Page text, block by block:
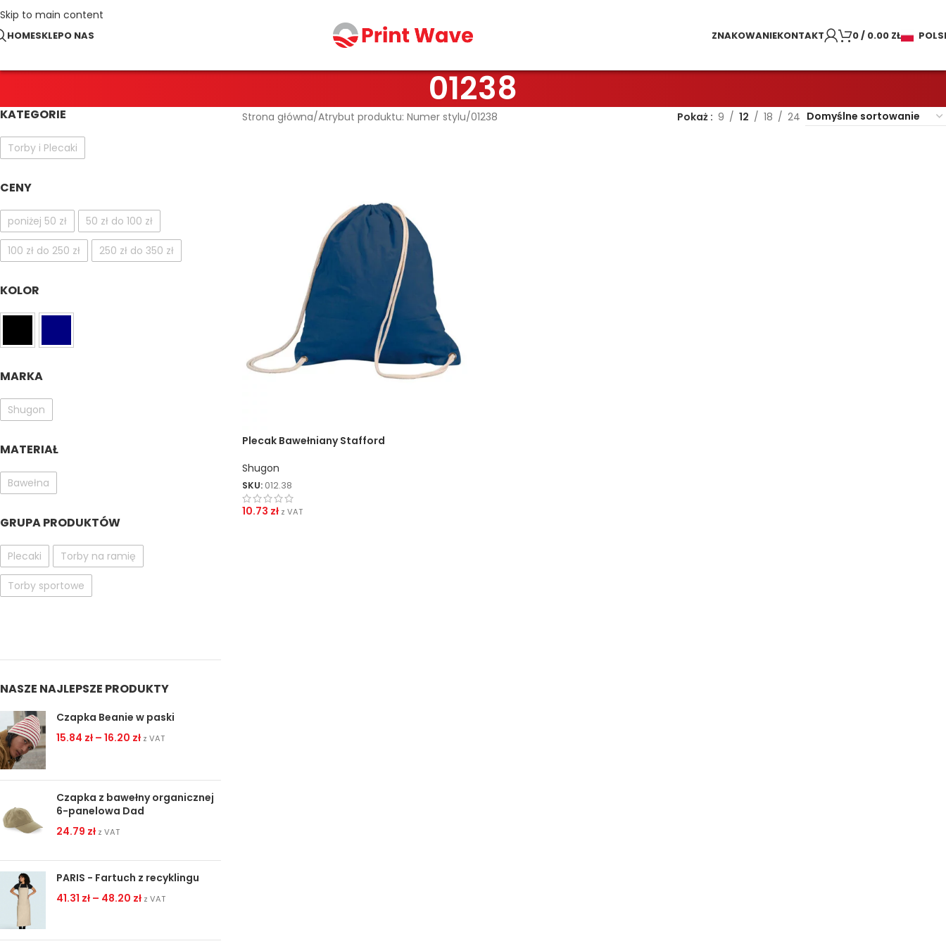
Skip to main content
HOMESKLEPO NAS ZNAKOWANIEKONTAKT 0/ 0.00 ZŁ
01238
KATEGORIE
Torby i Plecaki
CENY
poniżej 50 zł 50 zł do 100 zł
100 zł do 250 zł 250 zł do 350 zł
KOLOR
MARKA
Shugon
MATERIAŁ
Bawełna
GRUPA PRODUKTÓW
Plecaki Torby na ramię
Torby sportowe
NASZE NAJLEPSZE PRODUKTY
Czapka Beanie w paski
15.84 zł – 16.20 zł z VAT
Czapka z bawełny organicznej
6-panelowa Dad
24.79 zł z VAT
PARIS - Fartuch z recyklingu
41.31 zł – 48.20 zł z VAT
Strona główna Atrybut produktu: Numer stylu 01238 Pokaż 9 12 18 24
Plecak Bawełniany Stafford
Shugon
SKU: 012.38
10.73 zł z VAT